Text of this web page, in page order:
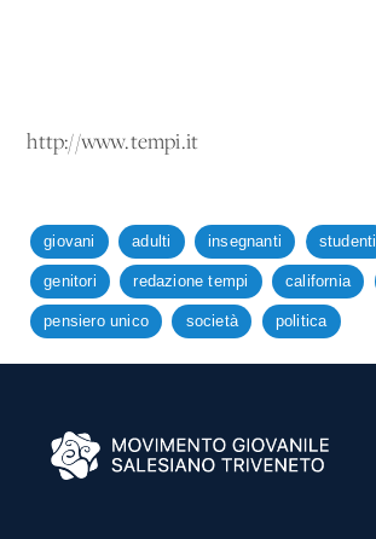
http://www.tempi.it
giovani adulti insegnanti studenti
genitori redazione tempi california
pensiero unico società politica